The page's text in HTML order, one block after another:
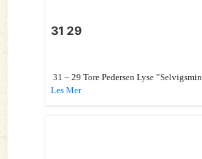
31 29
31 – 29 Tore Pedersen Lyse
Les Mer